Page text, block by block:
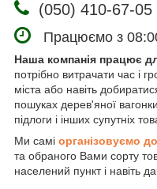
(050) 410-67-
Працюємо з
Наша компанія працює
потрібно витрачати час і
міста або навіть
пошуках дерев'яної
підлоги і інших супутніх
Ми самі організовуємо
та обраного Вами сорту
населений пункт і навіть